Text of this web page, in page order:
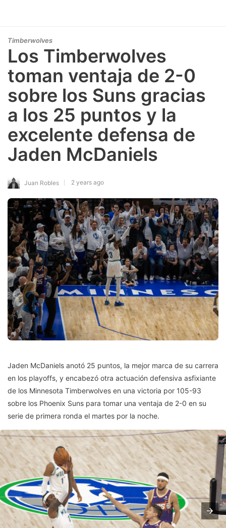
Timberwolves
Los Timberwolves
toman ventaja de 2-0
sobre los Suns gracias
a los 25 puntos y la
excelente defensa de
Jaden McDaniels
Juan Robles 2 years ago
Jaden McDaniels anotó 25 puntos, la mejor marca de su carrera
en los playoffs, y encabezó otra actuación defensiva asfixiante
de los Minnesota Timberwolves en una victoria por 105-93
sobre los Phoenix Suns para tomar una ventaja de 2-0 en su
serie de primera ronda el martes por la noche.